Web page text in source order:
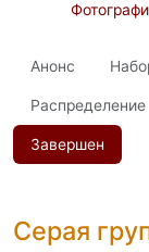
Анонс
Распределение
Завершен
Серая